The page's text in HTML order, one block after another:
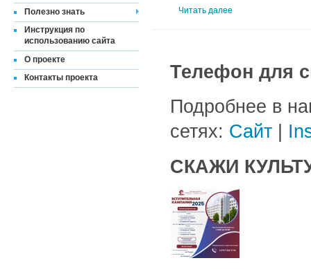
Полезно знать
Инструкция по
использованию сайта
О проекте
Контакты проекта
Читать далее
Телефон для
Подробнее в
сетях: Сайт
СКАЖИ